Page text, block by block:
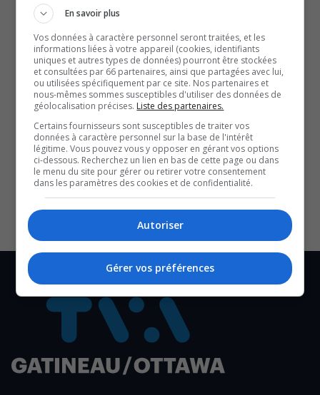
rend l’accès difficile aux sites.
Ils rouvriront leurs portes au public le mercredi 9 février,
soit une semaine plus tard que prévu.
Dès le 9 février, les Musées seront ouverts du mercredi
au dimanche, de 10h à 16h, et jusqu’à 19h les jeudis.
Des mesures de sécurité ont été mises en place et les
billets peuvent être réservés en ligne.
SOUTENIR NOS MÉDIAS, C’EST PROTÉGER NOTRE
CULTURE ET NOTRE ÉCONOMIE
En savoir plus
Vos données à caractère personnel seront traitées, et les
informations liées à votre appareil (cookies, identifiants
uniques et autres types de données) pourront être stockées
et consultées par 66 partenaires, ainsi que partagées avec lui,
ou utilisées spécifiquement par ce site. Nos partenaires et
nous-mêmes sommes susceptibles d'utiliser des données de
géolocalisation précises. Liste des partenaires.
Certains fournisseurs sont susceptibles de traiter vos
données à caractère personnel sur la base de l'intérêt
légitime. Vous pouvez vous y opposer en gérant vos options
ci-dessous. Recherchez un lien en bas de cette page ou dans
le menu du site pour gérer ou retirer votre consentement
dans les paramètres des cookies et de confidentialité.
Autoriser
Gérer vos préférences